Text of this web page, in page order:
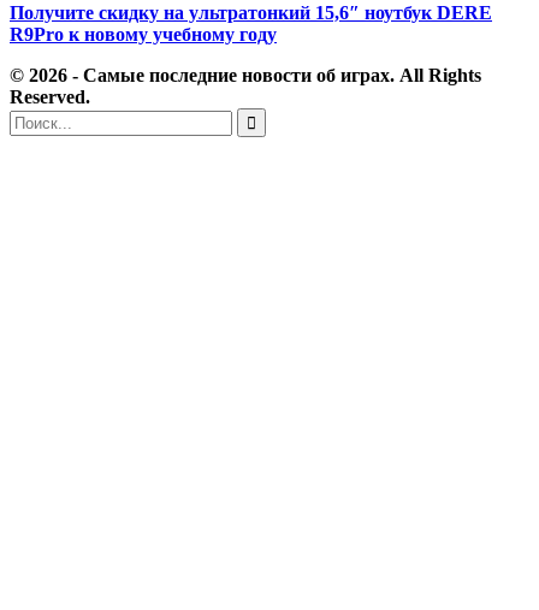
Получите скидку на ультратонкий 15,6″ ноутбук DERE
R9Pro к новому учебному году
© 2026 - Самые последние новости об играх. All Rights
Reserved.